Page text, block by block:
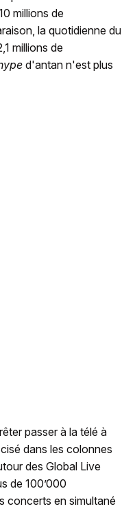
millions de
la quotidienne du
millions de
d'antan n'est plus
passer à la télé à
dans les colonnes
des Global Live
de 100’000
concerts en simultané